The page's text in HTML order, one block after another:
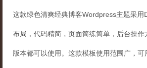
这款绿色清爽经典博客Wordpress主题采用
布局，代码精简，页面简练简单，后台操
版本都可以使用。这款模板使用范围广，